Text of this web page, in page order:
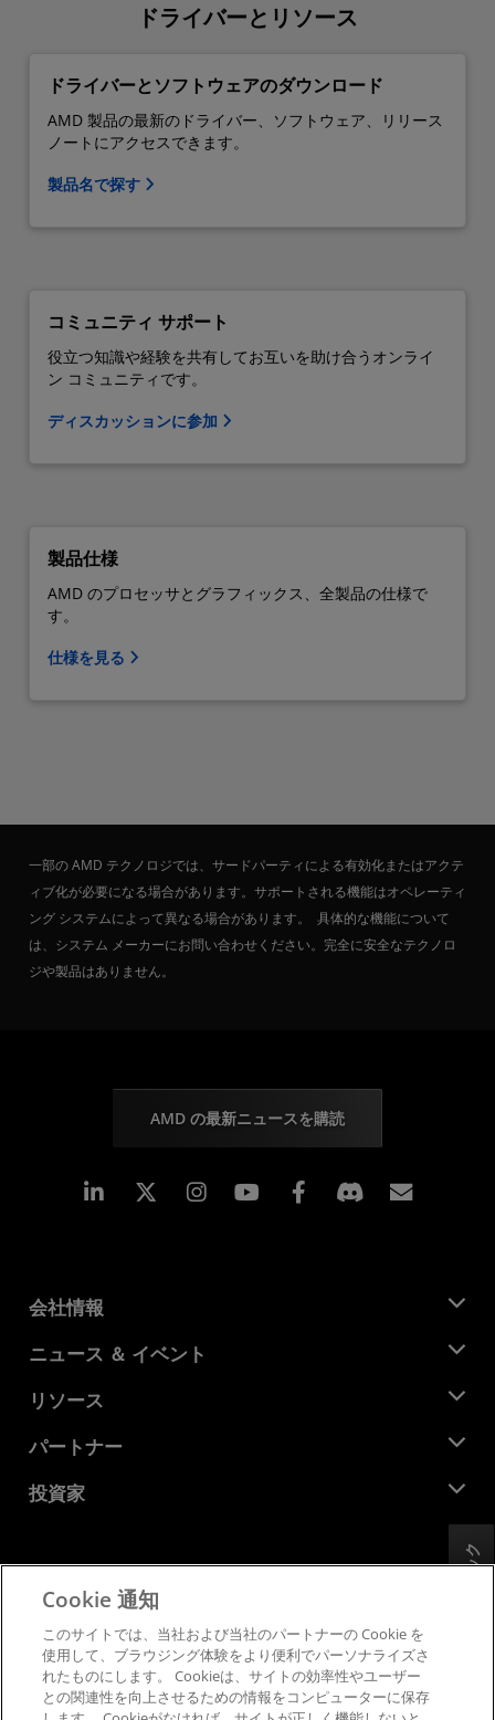
ドライバーとリソース
ドライバーとソフトウェアのダウンロード
AMD 製品の最新のドライバー、ソフトウェア、リリース
ノートにアクセスできます。
製品名で探す
コミュニティ サポート
役立つ知識や経験を共有してお互いを助け合うオンライ
ン コミュニティです。
ディスカッションに参加
製品仕様
AMD のプロセッサとグラフィックス、全製品の仕様で
す。
仕様を見る
一部の AMD テクノロジでは、サードパーティによる有効化またはアクテ
ィブ化が必要になる場合があります。サポートされる機能はオペレーティ
ング システムによって異なる場合があります。 具体的な機能について
は、システム メーカーにお問い合わせください。完全に安全なテクノロ
ジや製品はありません。
AMD の最新ニュースを購読
Linkedin Instagram Facebook
会社情報
AMD について
企業責任
お問い合わせ
ニュース ＆ イベント
ニュースルーム
メディア ライブラリ
リソース
デベロッパー セントラル
ケース スタディ
パートナー
AMD パートナー ハブ
投資家
財務情報
取締役会
ガバナンス報告書
SEC 提出書類
プライバシー
商標
サプライ チェーンの透明性
公正でオープンな競争
フィードバック
Cookie 通知
このサイトでは、当社および当社のパートナーの Cookie を
使用して、ブラウジング体験をより便利でパーソナライズさ
れたものにします。 Cookieは、サイトの効率性やユーザー
との関連性を向上させるための情報をコンピューターに保存